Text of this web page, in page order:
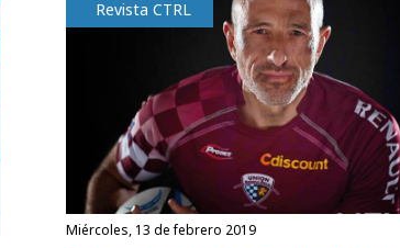
Revista CTRL
miércoles, 13 de febrero 2019